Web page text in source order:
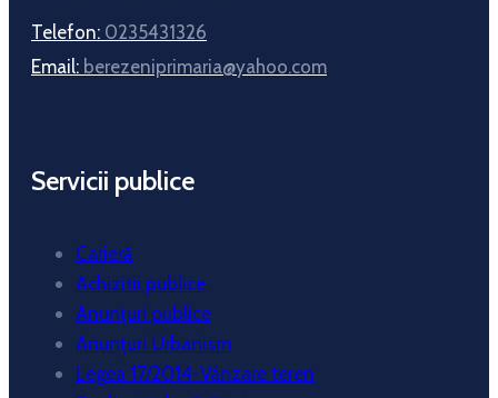
Telefon: 0235431326
Email: berezeniprimaria@yahoo.com
Servicii publice
Carieră
Achizitii publice
Anunțuri publice
Anunțuri Urbanism
Legea 17/2014-Vânzare teren